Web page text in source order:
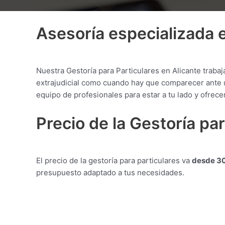
Asesoría especializada
Nuestra Gestoría para Particulares en Alicante
extrajudicial como cuando hay que comparecer
equipo de profesionales para estar a tu lado y
Precio de la Gestoría
El precio de la gestoría para particulares va desde
presupuesto adaptado a tus necesidades.